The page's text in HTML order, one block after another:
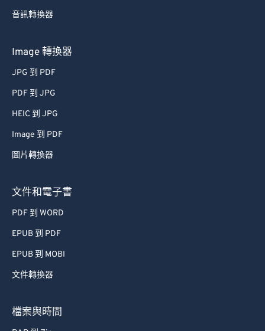
音訊轉換器
Image 轉換器
JPG 到 PDF
PDF 到 JPG
HEIC 到 JPG
Image 到 PDF
圖片轉換器
文件和電子書
PDF 到 WORD
EPUB 到 PDF
EPUB 到 MOBI
文件轉換器
檔案與時間